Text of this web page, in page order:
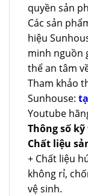
quyền sản
Các sản
hiệu
minh nguồn
thể an tâm
Tham khảo
Sunhouse:
Youtube
Thông số
Chất liệu
+ Chất liệu
không rỉ,
vệ sinh.